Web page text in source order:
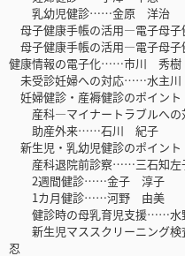
乳幼児健診……金原 洋治
母子健康手帳の活用―電子
母子健康手帳の活用―電子母
健康情報の電子化……市川 秀樹
未受診妊婦への対応……水主
妊婦健診・産褥健診のポイント
産科―マイナートラブルへ
助産外来……石川 紀子
新生児・乳幼児健診のポイント
産科退院前診察……三石知左
2週間健診……金子 淳子
1カ月健診……河野 由美
健診時の母乳育児支援……
新生児マススクリーニング
忍